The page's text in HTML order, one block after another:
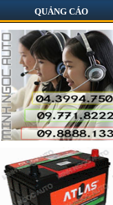
Jenka
JVC
JVJ
Korea
Kovan
Lifepro
Lốp BridGestone
Lốp Dunlop
Lốp Kumho Hàn Quốc
QUẢNG CÁO